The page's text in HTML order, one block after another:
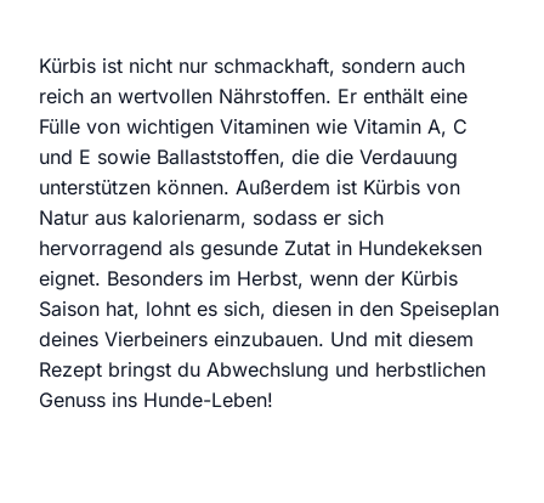
Kürbis ist nicht nur schmackhaft, sondern auch
reich an wertvollen Nährstoffen. Er enthält eine
Fülle von wichtigen Vitaminen wie Vitamin A, C
und E sowie Ballaststoffen, die die Verdauung
unterstützen können. Außerdem ist Kürbis von
Natur aus kalorienarm, sodass er sich
hervorragend als gesunde Zutat in Hundekeksen
eignet. Besonders im Herbst, wenn der Kürbis
Saison hat, lohnt es sich, diesen in den Speiseplan
deines Vierbeiners einzubauen. Und mit diesem
Rezept bringst du Abwechslung und herbstlichen
Genuss ins Hunde-Leben!